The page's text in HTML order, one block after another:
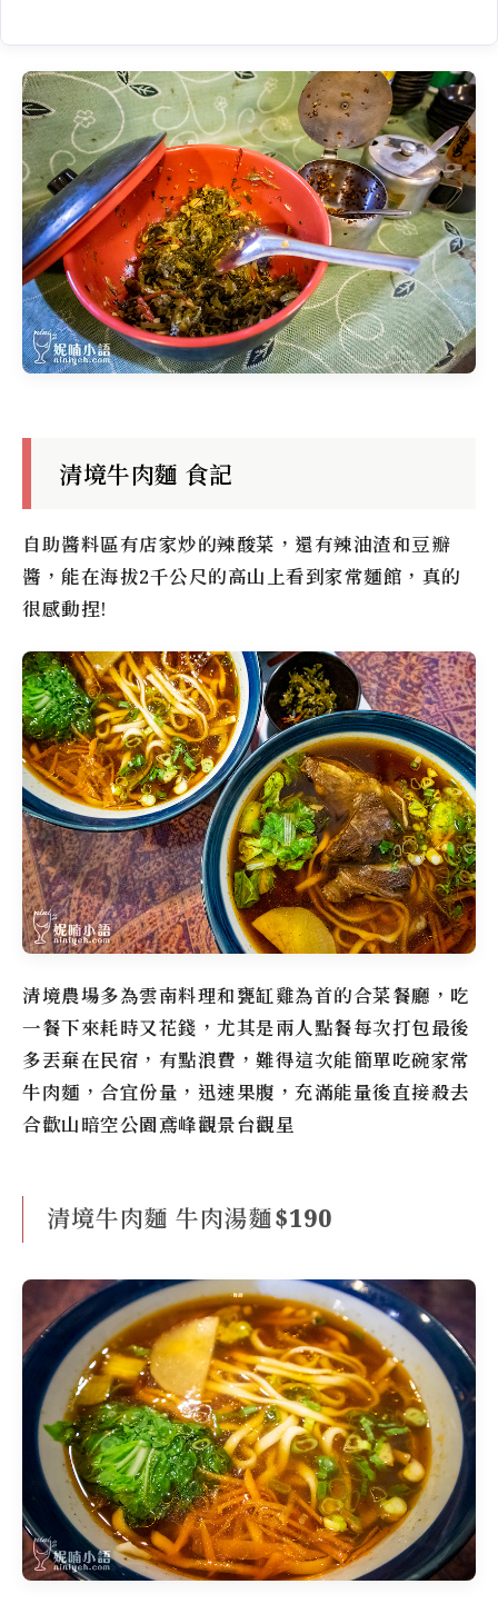
清境牛肉麵 食記
自助醬料區有店家炒的辣酸菜，還有辣油渣和豆瓣
醬，能在海拔2千公尺的高山上看到家常麵館，真的
很感動捏!
清境農場多為雲南料理和甕缸雞為首的合菜餐廳，吃
一餐下來耗時又花錢，尤其是兩人點餐每次打包最後
多丟棄在民宿，有點浪費，難得這次能簡單吃碗家常
牛肉麵，合宜份量，迅速果腹，充滿能量後直接殺去
合歡山暗空公園鳶峰觀景台觀星
清境牛肉麵 牛肉湯麵$190